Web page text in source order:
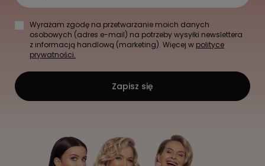
Wyrażam zgodę na przetwarzanie moich danych
osobowych (adres e-mail) na potrzeby wysyłki newslettera
z informacją handlową (marketing). Więcej w polityce
prywatności.
Zapisz się